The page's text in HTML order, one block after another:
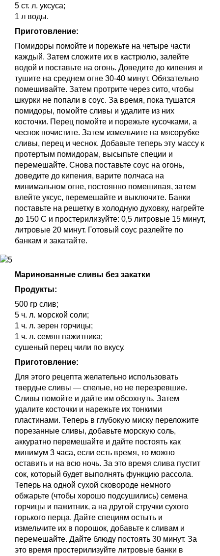
5 ст. л. уксуса;
1 л воды.
Приготовление:
Помидоры помойте и порежьте на четыре части
каждый. Затем сложите их в кастрюлю, залейте
водой и поставьте на огонь. Доведите до кипения и
тушите на среднем огне 30-40 минут. Обязательно
помешивайте. Затем протрите через сито, чтобы
шкурки не попали в соус. За время, пока тушатся
помидоры, помойте сливы и удалите из них
косточки. Перец помойте и порежьте кусочками, а
чеснок почистите. Затем измельчите на мясорубке
сливы, перец и чеснок. Добавьте теперь эту массу к
протертым помидорам, высыпьте специи и
перемешайте. Снова поставьте соус на огонь,
доведите до кипения, варите полчаса на
минимальном огне, постоянно помешивая, затем
влейте уксус, перемешайте и выключите. Банки
поставьте на решетку в холодную духовку, нагрейте
до 150 С и простерилизуйте: 0,5 литровые 15 минут,
литровые 20 минут. Готовый соус разлейте по
банкам и закатайте.
Маринованные сливы без закатки
Продукты:
500 гр слив;
5 ч. л. морской соли;
1 ч. л. зерен горчицы;
1 ч. л. семян пажитника;
сушеный перец чили по вкусу.
Приготовление:
Для этого рецепта желательно использовать
твердые сливы — спелые, но не перезревшие.
Сливы помойте и дайте им обсохнуть. Затем
удалите косточки и нарежьте их тонкими
пластинами. Теперь в глубокую миску переложите
порезанные сливы, добавьте морскую соль,
аккуратно перемешайте и дайте постоять как
минимум 3 часа, если есть время, то можно
оставить и на всю ночь. За это время слива пустит
сок, который будет выполнять функцию рассола.
Теперь на одной сухой сковороде немного
обжарьте (чтобы хорошо подсушились) семена
горчицы и пажитник, а на другой стручки сухого
горького перца. Дайте специям остыть и
измельчите их в порошок, добавьте к сливам и
перемешайте. Дайте блюду постоять 30 минут. За
это время простерилизуйте литровые банки в